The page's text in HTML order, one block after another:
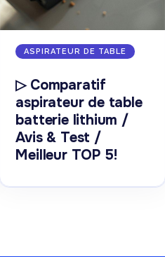
ASPIRATEUR DE TABLE
▷ Comparatif
aspirateur de table
batterie lithium /
Avis & Test /
Meilleur TOP 5!